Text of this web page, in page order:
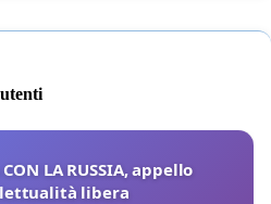
CON LA RUSSIA, appello
libera